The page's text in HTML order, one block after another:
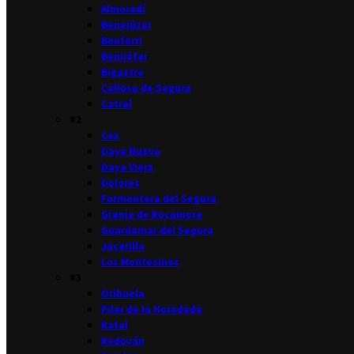
Almoradí
Benejúzar
Benferri
Benijófar
Bigastro
Callosa de Segura
Catral
Cox
Daya Nueva
Daya Vieja
Dolores
Formentera del Segura
Granja de Rocamora
Guardamar del Segura
Jacarilla
Los Montesinos
Orihuela
Pilar de la Horadada
Rafal
Redován